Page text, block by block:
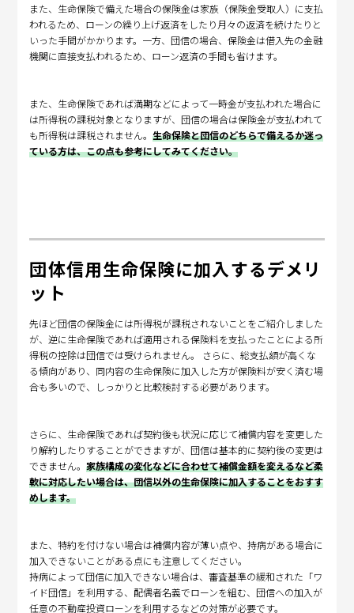
また、生命保険で備えた場合の保険金は家族（保険金受取人）に支払
われるため、ローンの繰り上げ返済をしたり月々の返済を続けたりと
いった手間がかかります。一方、団信の場合、保険金は借入先の金融
機関に直接支払われるため、ローン返済の手間も省けます。
また、生命保険であれば満期などによって一時金が支払われた場合に
は所得税の課税対象となりますが、団信の場合は保険金が支払われて
も所得税は課税されません。生命保険と団信のどちらで備えるか迷っ
ている方は、この点も参考にしてみてください。
団体信用生命保険に加入するデメリ
ット
先ほど団信の保険金には所得税が課税されないことをご紹介しました
が、逆に生命保険であれば適用される保険料を支払ったことによる所
得税の控除は団信では受けられません。 さらに、総支払額が高くな
る傾向があり、同内容の生命保険に加入した方が保険料が安く済む場
合も多いので、しっかりと比較検討する必要があります。
さらに、生命保険であれば契約後も状況に応じて補償内容を変更した
り解約したりすることができますが、団信は基本的に契約後の変更は
できません。家族構成の変化などに合わせて補償金額を変えるなど柔
軟に対応したい場合は、団信以外の生命保険に加入することをおすす
めします。
また、特約を付けない場合は補償内容が薄い点や、持病がある場合に
加入できないことがある点にも注意してください。
持病によって団信に加入できない場合は、審査基準の緩和された「ワ
イド団信」を利用する、配偶者名義でローンを組む、団信への加入が
任意の不動産投資ローンを利用するなどの対策が必要です。